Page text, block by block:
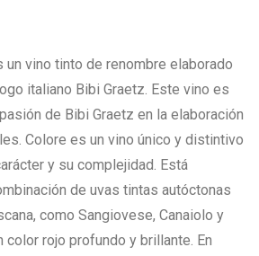
un vino tinto de renombre elaborado
italiano Bibi Graetz. Este vino es
de Bibi Graetz en la elaboración
Colore es un vino único y distintivo
y su complejidad. Está
de uvas tintas autóctonas
como Sangiovese, Canaiolo y
color rojo profundo y brillante. En